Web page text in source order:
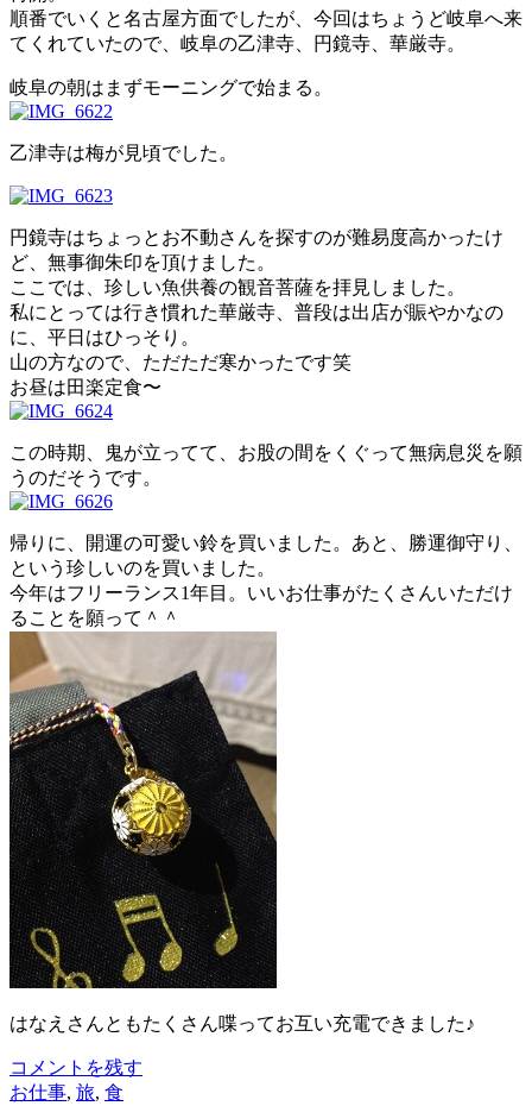
順番でいくと名古屋方面でしたが、今回はちょうど岐阜へ来
てくれていたので、岐阜の乙津寺、円鏡寺、華厳寺。
岐阜の朝はまずモーニングで始まる。
乙津寺は梅が見頃でした。
円鏡寺はちょっとお不動さんを探すのが難易度高かったけ
ど、無事御朱印を頂けました。
ここでは、珍しい魚供養の観音菩薩を拝見しました。
私にとっては行き慣れた華厳寺、普段は出店が賑やかなの
に、平日はひっそり。
山の方なので、ただただ寒かったです笑
お昼は田楽定食〜
この時期、鬼が立ってて、お股の間をくぐって無病息災を願
うのだそうです。
帰りに、開運の可愛い鈴を買いました。あと、勝運御守り、
という珍しいのを買いました。
今年はフリーランス1年目。いいお仕事がたくさんいただけ
ることを願って＾＾
はなえさんともたくさん喋ってお互い充電できました♪
コメントを残す
お仕事, 旅, 食